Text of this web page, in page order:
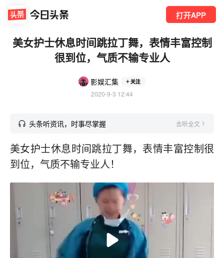
打开APP
美女护士休息时间跳拉丁舞，表情丰富控制
很到位，气质不输专业人
影娱汇集 关注
2020-9-3 12:44
头条听资讯，时事尽掌握 去听全文
美女护士休息时间跳拉丁舞，表情丰富控制很
到位，气质不输专业人！